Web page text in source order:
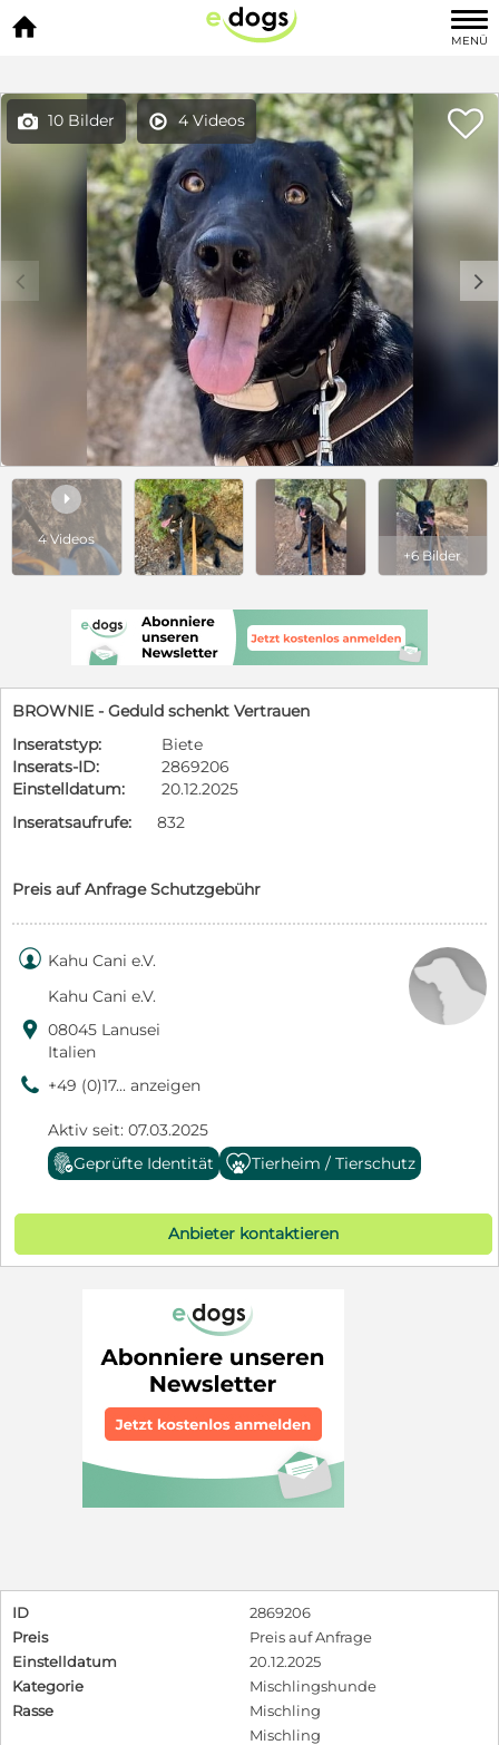

MENÜ
 10 Bilder  4 Videos 
c d

4 Videos
+6 Bilder
BROWNIE - Geduld schenkt Vertrauen
Inseratstyp:
Biete
Inserats-ID:
2869206
Einstelldatum:
20.12.2025
Inseratsaufrufe:
832
Preis auf Anfrage Schutzgebühr
 Kahu Cani e.V.
Kahu Cani e.V.
 08045 Lanusei
Italien
9 +49 (0)17... anzeigen
Aktiv seit: 07.03.2025
Geprüfte Identität
Tierheim / Tierschutz
Anbieter kontaktieren
ID
2869206
Preis
Preis auf Anfrage
Einstelldatum
20.12.2025
Kategorie
Mischlingshunde
Rasse
Mischling
Mischling